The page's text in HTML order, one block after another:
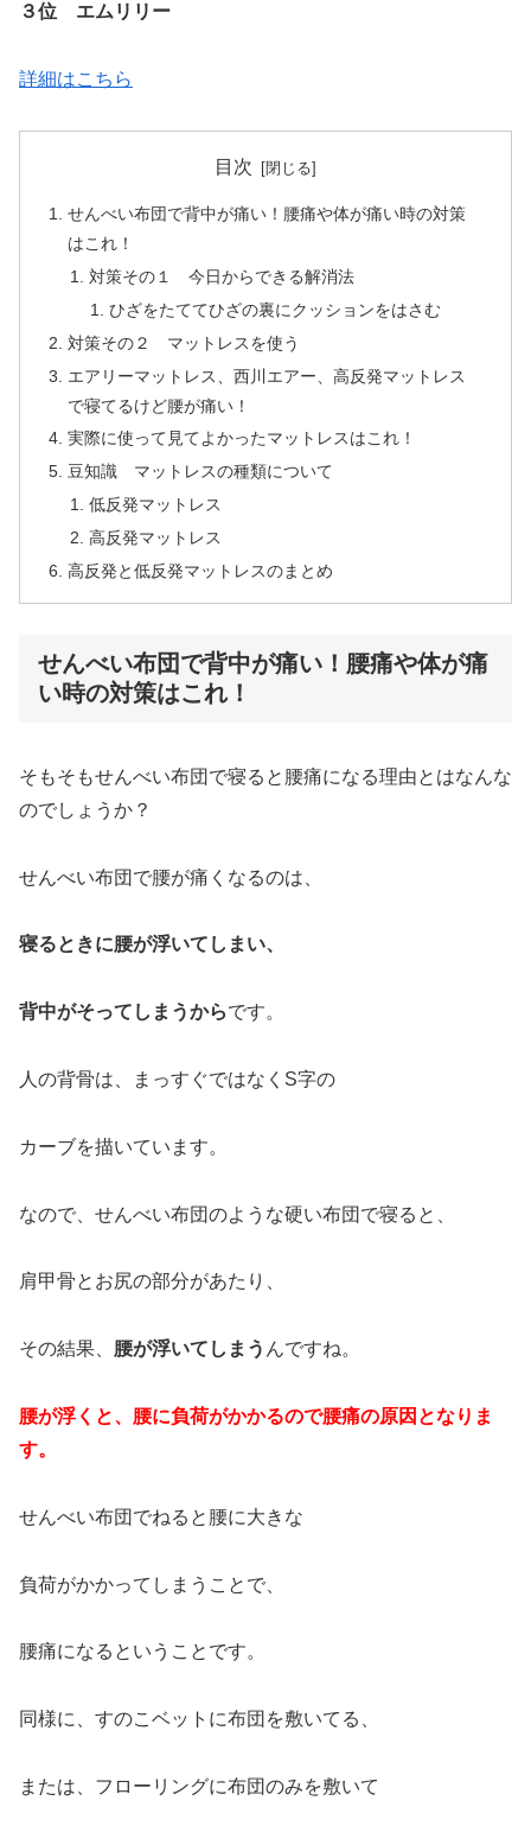
３位 エムリリー
詳細はこちら
目次
せんべい布団で背中が痛い！腰痛や体が痛い時の対策
はこれ！
対策その１ 今日からできる解消法
ひざをたててひざの裏にクッションをはさむ
対策その２ マットレスを使う
エアリーマットレス、西川エアー、高反発マットレス
で寝てるけど腰が痛い！
実際に使って見てよかったマットレスはこれ！
豆知識 マットレスの種類について
低反発マットレス
高反発マットレス
高反発と低反発マットレスのまとめ
せんべい布団で背中が痛い！腰痛や体が痛
い時の対策はこれ！
そもそもせんべい布団で寝ると腰痛になる理由とはなんな
のでしょうか？
せんべい布団で腰が痛くなるのは、
寝るときに腰が浮いてしまい、
背中がそってしまうからです。
人の背骨は、まっすぐではなくS字の
カーブを描いています。
なので、せんべい布団のような硬い布団で寝ると、
肩甲骨とお尻の部分があたり、
その結果、 腰が浮いてしまう んですね。
腰が浮くと、腰に負荷がかかるので腰痛の原因となりま
す。
せんべい布団でねると腰に大きな
負荷がかかってしまうことで、
腰痛になるということです。
同様に、すのこベットに布団を敷いてる、
または、フローリングに布団のみを敷いて